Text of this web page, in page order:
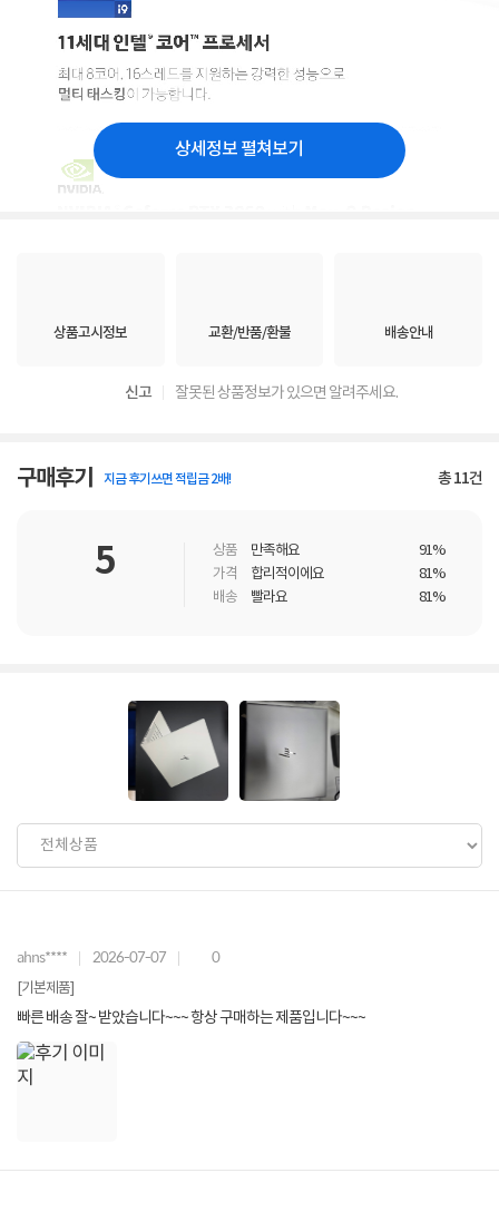
상세정보 펼쳐보기
상품고시정보 교환/반품/환불 배송안내
신고 잘못된 상품정보가 있으면 알려주세요.
구매후기 지금 후기쓰면 적립금 2배! 총11건
5 상품 만족해요
91%
가격
합리적이에요
81%
배송
빨라요 81%
ahns**** 2026-07-07 0
[기본제품]
빠른 배송 잘~ 받았습니다~~~ 항상 구매하는 제품입니다~~~